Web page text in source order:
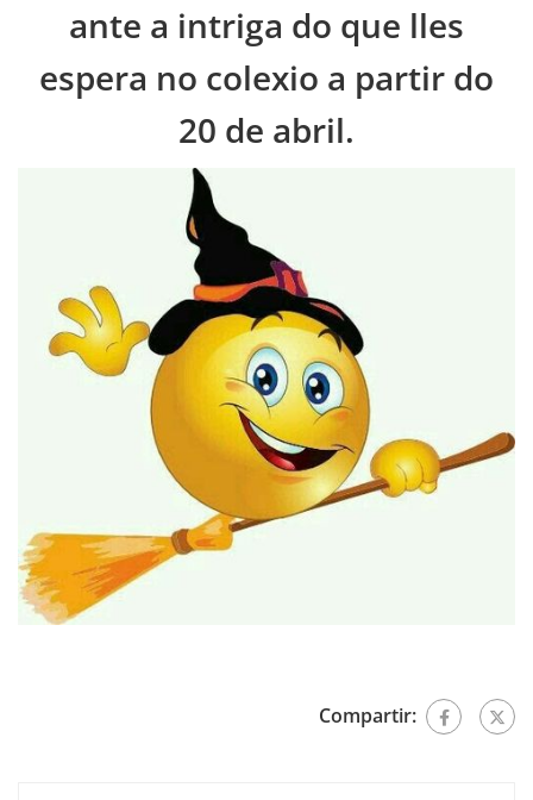
ante a intriga do que lles
espera no colexio a partir do
20 de abril.
Compartir: